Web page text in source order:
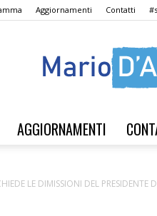
Aggiornamenti Contatti
AGGIORNAMENTI
LE DIMISSIONI DEL PRESIDENTE